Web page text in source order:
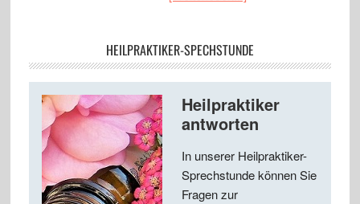
HEILPRAKTIKER-SPECHSTUNDE
Heilpraktiker
antworten
In unserer Heilpraktiker-
Sprechstunde können Sie
Fragen zur